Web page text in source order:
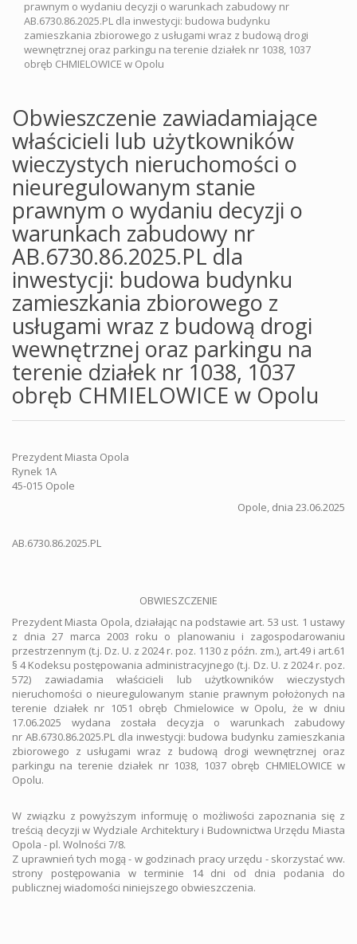
prawnym o wydaniu decyzji o warunkach zabudowy nr
AB.6730.86.2025.PL dla inwestycji: budowa budynku
zamieszkania zbiorowego z usługami wraz z budową drogi
wewnętrznej oraz parkingu na terenie działek nr 1038, 1037
obręb CHMIELOWICE w Opolu
Obwieszczenie zawiadamiające
właścicieli lub użytkowników
wieczystych nieruchomości o
nieuregulowanym stanie
prawnym o wydaniu decyzji o
warunkach zabudowy nr
AB.6730.86.2025.PL dla
inwestycji: budowa budynku
zamieszkania zbiorowego z
usługami wraz z budową drogi
wewnętrznej oraz parkingu na
terenie działek nr 1038, 1037
obręb CHMIELOWICE w Opolu
Prezydent Miasta Opola
Rynek 1A
45-015 Opole
Opole, dnia 23.06.2025
AB.6730.86.2025.PL
OBWIESZCZENIE
Prezydent Miasta Opola, działając na podstawie art. 53 ust. 1 ustawy
z dnia 27 marca 2003 roku o planowaniu i zagospodarowaniu
przestrzennym (t.j. Dz. U. z 2024 r. poz. 1130 z późn. zm.), art.49 i art.61
§ 4 Kodeksu postępowania administracyjnego (t.j. Dz. U. z 2024 r. poz.
572) zawiadamia właścicieli lub użytkowników wieczystych
nieruchomości o nieuregulowanym stanie prawnym położonych na
terenie działek nr 1051 obręb Chmielowice w Opolu, że w dniu
17.06.2025 wydana została decyzja o warunkach zabudowy
nr AB.6730.86.2025.PL dla inwestycji: budowa budynku zamieszkania
zbiorowego z usługami wraz z budową drogi wewnętrznej oraz
parkingu na terenie działek nr 1038, 1037 obręb CHMIELOWICE w
Opolu.
W związku z powyższym informuję o możliwości zapoznania się z
treścią decyzji w Wydziale Architektury i Budownictwa Urzędu Miasta
Opola - pl. Wolności 7/8.
Z uprawnień tych mogą - w godzinach pracy urzędu - skorzystać ww.
strony postępowania w terminie 14 dni od dnia podania do
publicznej wiadomości niniejszego obwieszczenia.